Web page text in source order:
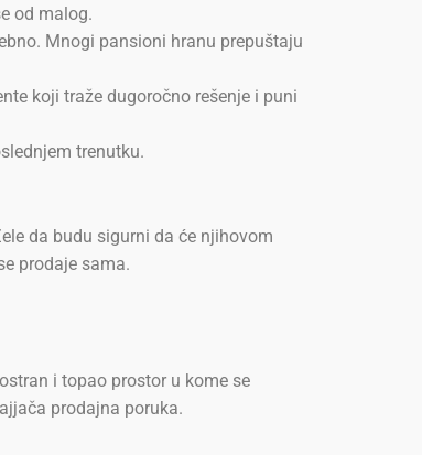
od malog.
Mnogi pansioni hranu prepuštaju
koji traže dugoročno rešenje i puni
trenutku.
da budu sigurni da će njihovom
prodaje sama.
i topao prostor u kome se
prodajna poruka.